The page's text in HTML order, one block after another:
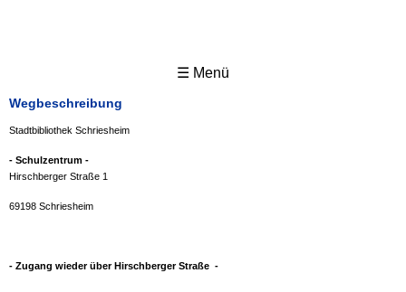
☰ Menü
Wegbeschreibung
Stadtbibliothek Schriesheim
- Schulzentrum -
Hirschberger Straße 1
69198 Schriesheim
- Zugang wieder über Hirschberger Straße -